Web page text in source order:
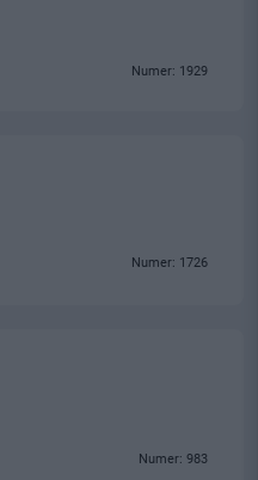
Numer: 1929
Numer: 1726
Numer: 983